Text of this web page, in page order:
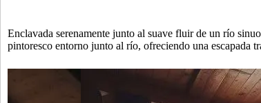
Enclavada serenamente junto al suave fluir de un río
pintoresco entorno junto al río, ofreciendo una escapada